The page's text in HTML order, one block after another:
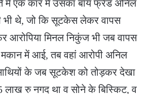
में एक कार में उसका बॉय फ्रेंड अनिल
भी थे, जो कि सूटकेस लेकर वापस
आरोपिया मिनल निकुंज भी जब वापस
में आई, तब वहां आरोपी अनिल
के जब सूटकेश को तोड़कर देखा
लाख रु नगद था व सोने के बिस्किट, व